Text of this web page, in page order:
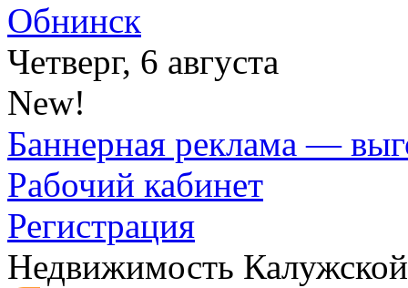
Обнинск
Четверг, 6 августа
New!
Баннерная реклама —
Рабочий кабинет
Регистрация
Недвижимость